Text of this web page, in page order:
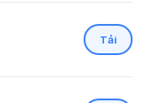
Tải